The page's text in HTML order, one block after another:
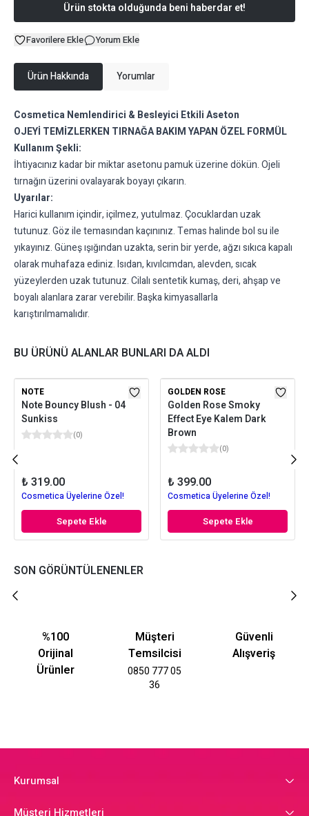
Ürün stokta olduğunda beni haberdar et!
Favorilere Ekle Yorum Ekle
Ürün Hakkında Yorumlar
Cosmetica Nemlendirici & Besleyici Etkili Aseton
OJEYİ TEMİZLERKEN TIRNAĞA BAKIM YAPAN ÖZEL FORMÜL
Kullanım Şekli:
İhtiyacınız kadar bir miktar asetonu pamuk üzerine dökün. Ojeli
tırnağın üzerini ovalayarak boyayı çıkarın.
Uyarılar:
Harici kullanım içindir, içilmez, yutulmaz. Çocuklardan uzak
tutunuz. Göz ile temasından kaçınınız. Temas halinde bol su ile
yıkayınız. Güneş ışığından uzakta, serin bir yerde, ağzı sıkıca kapalı
olarak muhafaza ediniz. Isıdan, kıvılcımdan, alevden, sıcak
yüzeylerden uzak tutunuz. Cilalı sentetik kumaş, deri, ahşap ve
boyalı alanlara zarar verebilir. Başka kimyasallarla
karıştırılmamalıdır.
BU ÜRÜNÜ ALANLAR BUNLARI DA ALDI
NOTE
Note Bouncy Blush - 04
Sunkiss
(0)
₺ 319.00
Cosmetica Üyelerine Özel!
Sepete Ekle
GOLDEN ROSE
Golden Rose Smoky
Effect Eye Kalem Dark
Brown
(0)
₺ 399.00
Cosmetica Üyelerine Özel!
Sepete Ekle
SON GÖRÜNTÜLENENLER
%100
Orijinal
Ürünler
Müşteri
Temsilcisi
0850 777 05
36
Güvenli
Alışveriş
Kurumsal
Müşteri Hizmetleri